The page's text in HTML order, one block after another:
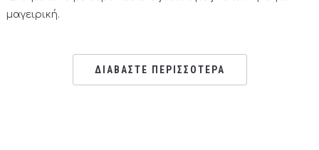
μαγειρική.
ΔΙΑΒΑΣΤΕ ΠΕΡΙΣΣΟΤΕΡΑ